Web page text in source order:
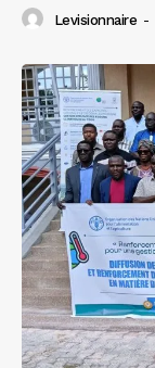
Levisionnaire -